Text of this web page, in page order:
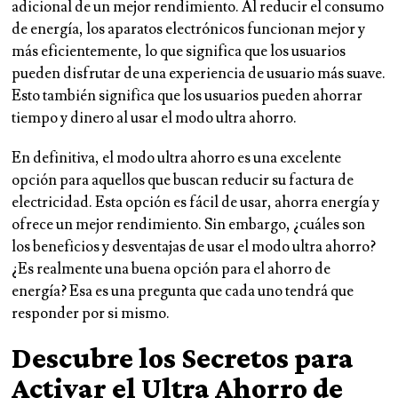
adicional de un mejor rendimiento. Al reducir el consumo
de energía, los aparatos electrónicos funcionan mejor y
más eficientemente, lo que significa que los usuarios
pueden disfrutar de una experiencia de usuario más suave.
Esto también significa que los usuarios pueden ahorrar
tiempo y dinero al usar el modo ultra ahorro.
En definitiva, el modo ultra ahorro es una excelente
opción para aquellos que buscan reducir su factura de
electricidad. Esta opción es fácil de usar, ahorra energía y
ofrece un mejor rendimiento. Sin embargo, ¿cuáles son
los beneficios y desventajas de usar el modo ultra ahorro?
¿Es realmente una buena opción para el ahorro de
energía? Esa es una pregunta que cada uno tendrá que
responder por si mismo.
Descubre los Secretos para
Activar el Ultra Ahorro de